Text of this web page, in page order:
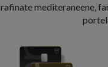
mediteraneene,